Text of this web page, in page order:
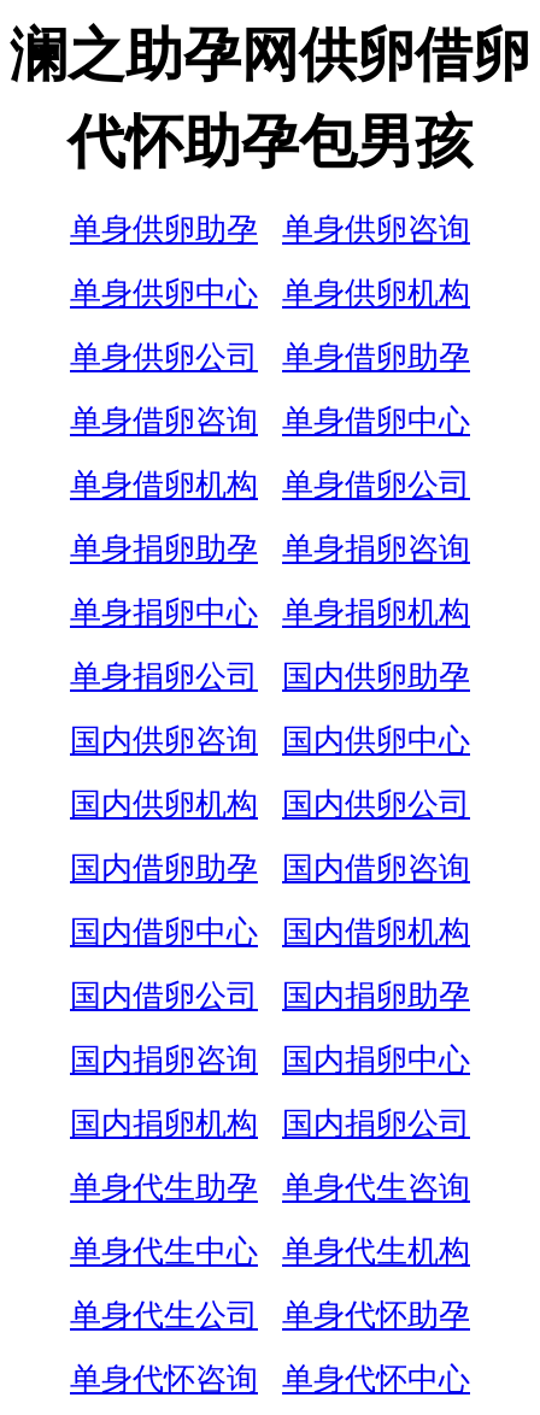
澜之助孕网供卵借卵
代怀助孕包男孩
单身供卵助孕
单身供卵咨询
单身供卵中心
单身供卵机构
单身供卵公司
单身借卵助孕
单身借卵咨询
单身借卵中心
单身借卵机构
单身借卵公司
单身捐卵助孕
单身捐卵咨询
单身捐卵中心
单身捐卵机构
单身捐卵公司
国内供卵助孕
国内供卵咨询
国内供卵中心
国内供卵机构
国内供卵公司
国内借卵助孕
国内借卵咨询
国内借卵中心
国内借卵机构
国内借卵公司
国内捐卵助孕
国内捐卵咨询
国内捐卵中心
国内捐卵机构
国内捐卵公司
单身代生助孕
单身代生咨询
单身代生中心
单身代生机构
单身代生公司
单身代怀助孕
单身代怀咨询
单身代怀中心